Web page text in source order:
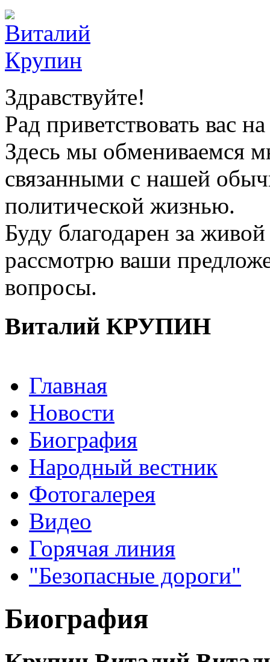
Здравствуйте!
Рад приветствовать вас
Здесь мы обмениваемся
связанными с нашей
политической жизнью.
Буду благодарен за
рассмотрю ваши
вопросы.
Виталий КРУПИН
Главная
Новости
Биография
Народный вестник
Фотогалерея
Видео
Горячая линия
"Безопасные дороги"
Биография